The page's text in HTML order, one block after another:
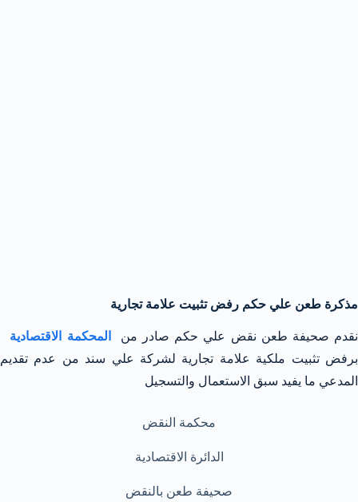
مذكرة طعن علي حكم رفض تثبيت علامة تجارية
نقدم صحيفة طعن نقض علي حكم صادر من
المحكمة الاقتصادية
برفض تثبيت ملكية علامة تجارية لشركة علي سند من عدم تقديم
المدعي ما يفيد سبق الاستعمال والتسجيل
محكمة النقض
الدائرة الاقتصادية
صحيفة طعن بالنقض